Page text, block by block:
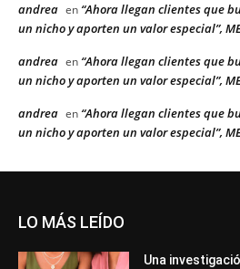
andrea en “Ahora llegan clientes que
un nicho y aporten un valor especial”,
andrea en “Ahora llegan clientes que
un nicho y aporten un valor especial”,
andrea en “Ahora llegan clientes que
un nicho y aporten un valor especial”,
LO MÁS LEÍDO
Una